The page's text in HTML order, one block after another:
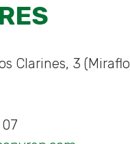
Clarines, 3